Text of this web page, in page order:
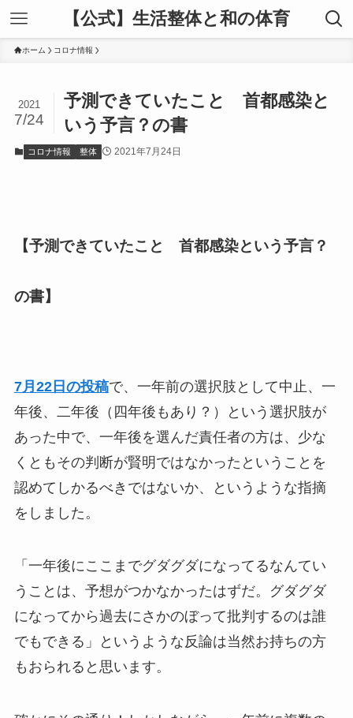
【公式】生活整体と和の体育
ホーム コロナ情報
予測できていたこと 首都感染と
いう予言？の書
2021
7/24
コロナ情報 整体 2021年7月24日
【予測できていたこと 首都感染という予言？
の書】
7月22日の投稿で、一年前の選択肢として中止、一
年後、二年後（四年後もあり？）という選択肢が
あった中で、一年後を選んだ責任者の方は、少な
くともその判断が賢明ではなかったということを
認めてしかるべきではないか、というような指摘
をしました。
「一年後にここまでグダグダになってるなんてい
うことは、予想がつかなかったはずだ。グダグダ
になってから過去にさかのぼって批判するのは誰
でもできる」というような反論は当然お持ちの方
もおられると思います。